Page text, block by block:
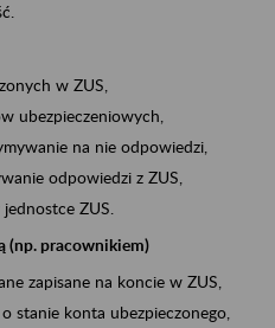
w ZUS,
ubezpieczeniowych,
na nie odpowiedzi,
odpowiedzi z ZUS,
ZUS.
(np. pracownikiem)
zapisane na koncie w ZUS,
stanie konta ubezpieczonego,